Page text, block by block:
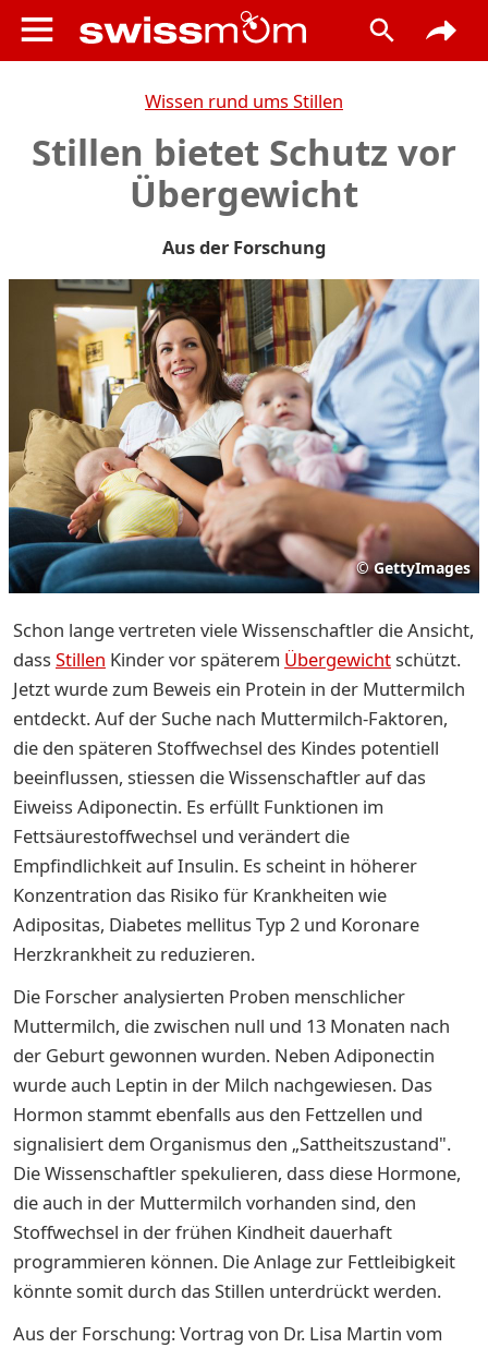
Wissen rund ums Stillen
Stillen bietet Schutz vor
Übergewicht
Aus der Forschung
© GettyImages
Schon lange vertreten viele Wissenschaftler die Ansicht,
dass Stillen Kinder vor späterem Übergewichtschützt.
Jetzt wurde zum Beweis ein Protein in der Muttermilch
entdeckt. Auf der Suche nach Muttermilch-Faktoren,
die den späteren Stoffwechsel des Kindes potentiell
beeinflussen, stiessen die Wissenschaftler auf das
Eiweiss Adiponectin. Es erfüllt Funktionen im
Fettsäurestoffwechsel und verändert die
Empfindlichkeit auf Insulin. Es scheint in höherer
Konzentration das Risiko für Krankheiten wie
Adipositas, Diabetes mellitus Typ 2 und Koronare
Herzkrankheit zu reduzieren.
Die Forscher analysierten Proben menschlicher
Muttermilch, die zwischen null und 13 Monaten nach
der Geburt gewonnen wurden. Neben Adiponectin
wurde auch Leptin in der Milch nachgewiesen. Das
Hormon stammt ebenfalls aus den Fettzellen und
signalisiert dem Organismus den „Sattheitszustand".
Die Wissenschaftler spekulieren, dass diese Hormone,
die auch in der Muttermilch vorhanden sind, den
Stoffwechsel in der frühen Kindheit dauerhaft
programmieren können. Die Anlage zur Fettleibigkeit
könnte somit durch das Stillen unterdrückt werden.
Aus der Forschung: Vortrag von Dr. Lisa Martin vom